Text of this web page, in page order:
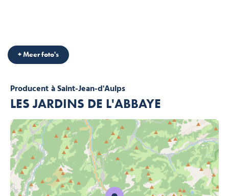
Producentà Saint-Jean-d'Aulps
LES JARDINS DE L'ABBAYE
+ Meer foto's